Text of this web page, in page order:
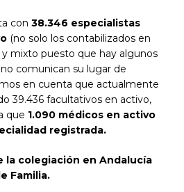
con 38.346 especialistas
(no solo los contabilizados en
y mixto puesto que hay algunos
comunican su lugar de
en cuenta que actualmente
39.436 facultativos en activo,
que 1.090 médicos en activo
registrada.
la colegiación en Andalucía
Familia.